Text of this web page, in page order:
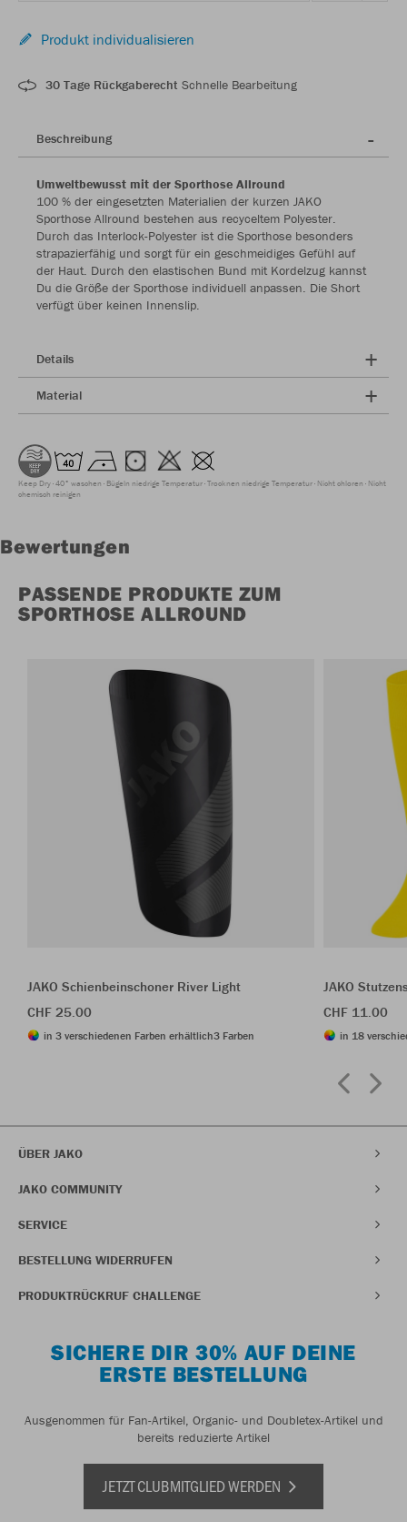
Produkt individualisieren
30 Tage Rückgaberecht Schnelle Bearbeitung
Beschreibung
Umweltbewusst mit der Sporthose Allround
100 % der eingesetzten Materialien der kurzen JAKO
Sporthose Allround bestehen aus recyceltem Polyester.
Durch das Interlock-Polyester ist die Sporthose besonders
strapazierfähig und sorgt für ein geschmeidiges Gefühl auf
der Haut. Durch den elastischen Bund mit Kordelzug kannst
Du die Größe der Sporthose individuell anpassen. Die Short
verfügt über keinen Innenslip.
Details
Material
Keep Dry 40° waschen Bügeln niedrige Temperatur Trocknen niedrige Temperatur Nicht chloren Nicht
chemisch reinigen
Bewertungen
PASSENDE PRODUKTE ZUM
SPORTHOSE ALLROUND
JAKO Schienbeinschoner River Light
CHF 25.00
in 3 verschiedenen Farben erhältlich3 Farben
JAKO
CHF 11.00
in 18
ÜBER JAKO
JAKO COMMUNITY
SERVICE
BESTELLUNG WIDERRUFEN
PRODUKTRÜCKRUF CHALLENGE
SICHERE DIR 30% AUF DEINE
ERSTE BESTELLUNG
Ausgenommen für Fan-Artikel, Organic- und Doubletex-Artikel und
bereits reduzierte Artikel
JETZT CLUBMITGLIED WERDEN